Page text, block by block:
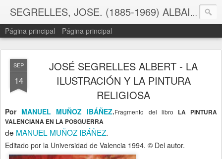
SEGRELLES, JOSE. (1885-1969) ALBAIDA-Valencia
Página principal
Página principal
SEP
14
JOSÉ SEGRELLES ALBERT - LA
ILUSTRACIÓN Y LA PINTURA
RELIGIOSA
Por MANUEL MUÑOZ IBÁÑEZ.Fragmento del libro LA PINTURA
VALENCIANA EN LA POSGUERRA
de MANUEL MUÑOZ IBÁÑEZ.
Editado por la Universidad de Valencia 1994. © Del autor.